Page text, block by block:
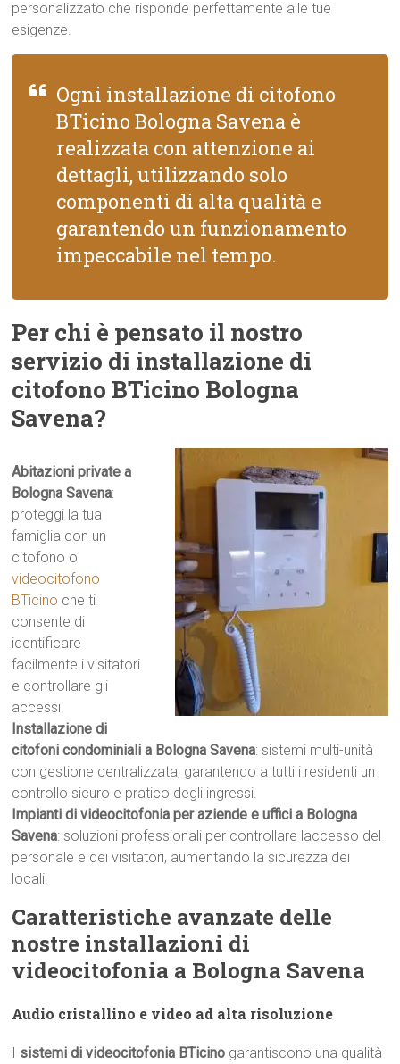
personalizzato che risponde perfettamente alle tue
esigenze.
Ogni installazione di citofono
BTicino Bologna Savena è
realizzata con attenzione ai
dettagli, utilizzando solo
componenti di alta qualità e
garantendo un funzionamento
impeccabile nel tempo.
Per chi è pensato il nostro
servizio di installazione di
citofono BTicino Bologna
Savena?
Abitazioni private a
Bologna Savena:
proteggi la tua
famiglia con un
citofono o
videocitofono
BTicino che ti
consente di
identificare
facilmente i visitatori
e controllare gli
accessi.
Installazione di
citofoni condominiali a Bologna Savena: sistemi multi-unità
con gestione centralizzata, garantendo a tutti i residenti un
controllo sicuro e pratico degli ingressi.
Impianti di videocitofonia per aziende e uffici a Bologna
Savena: soluzioni professionali per controllare laccesso del
personale e dei visitatori, aumentando la sicurezza dei
locali.
Caratteristiche avanzate delle
nostre installazioni di
videocitofonia a Bologna Savena
Audio cristallino e video ad alta risoluzione
I sistemi di videocitofonia BTicino garantiscono una qualità